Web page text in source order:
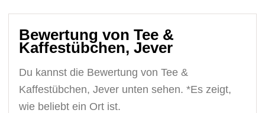
Bewertung von Tee &
Kaffestübchen, Jever
Du kannst die Bewertung von Tee &
Kaffestübchen, Jever unten sehen. *Es zeigt,
wie beliebt ein Ort ist.